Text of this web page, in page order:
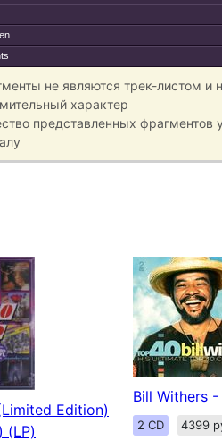
не являются трек-листом и
характер
представленных фрагментов
Edition)
(LP)
Bill Withers
2 CD 4399